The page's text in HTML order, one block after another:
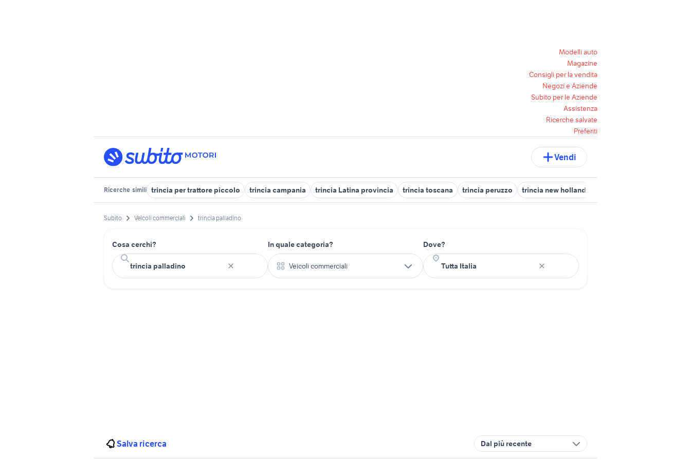
Modelli auto
Magazine
Consigli per la vendita
Negozi e Aziende
Subito per le Aziende
Assistenza
Ricerche salvate
Preferiti
Vendi
Ricerche simili trincia per trattore piccolo trincia campania trincia Latina provincia trincia toscana trincia peruzzo trincia new holland
Subito Veicoli commerciali trincia palladino
Cosa cerchi? In quale categoria?
Veicoli commerciali
Dove?
Salva ricerca Dal più recente